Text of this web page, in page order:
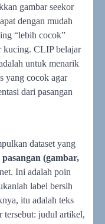
gambar seekor
dengan mudah
“lebih cocok”
kucing. CLIP belajar
untuk menarik
yang cocok agar
dari pasangan
dataset yang
(gambar,
Ini adalah poin
label bersih
itu adalah teks
tersebut: judul artikel,